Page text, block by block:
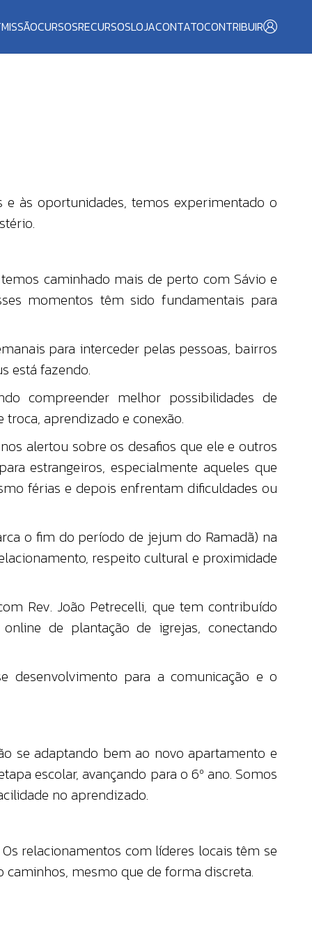
MISSÃOCURSOSRECURSOSLOJACONTATOCONTRIBUIR
às oportunidades, temos experimentado o
caminhado mais de perto com Sávio e
momentos têm sido fundamentais para
para interceder pelas pessoas, bairros
está fazendo.
compreender melhor possibilidades de
aprendizado e conexão.
alertou sobre os desafios que ele e outros
estrangeiros, especialmente aqueles que
férias e depois enfrentam dificuldades ou
o fim do período de jejum do Ramadã) na
respeito cultural e proximidade
Rev. João Petrecelli, que tem contribuído
de plantação de igrejas, conectando
desenvolvimento para a comunicação e o
se adaptando bem ao novo apartamento e
escolar, avançando para o 6º ano. Somos
no aprendizado.
relacionamentos com líderes locais têm se
mesmo que de forma discreta.